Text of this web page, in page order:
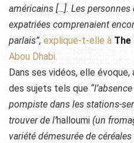
américains […]. Les personnes
expatriées comprenaient
parlais”, explique-t-elle àThe
Abou Dhabi.
Dans ses vidéos, elle
des sujets tels que
pompiste dans les stations-
trouver de l’halloumi (un
variété démesurée de